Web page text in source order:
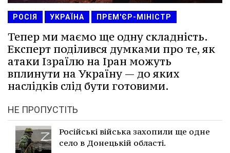
РОСІЯ УКРАЇНА ПРЕМ'ЄР-МІНІСТР
Тепер ми маємо ще одну складність.
Експерт поділився думками про те, як
атаки Ізраїлю на Іран можуть
вплинути на Україну — до яких
наслідків слід бути готовими.
НЕ ПРОПУСТІТЬ
Російські війська захопили ще одне
село в Донецькій області.